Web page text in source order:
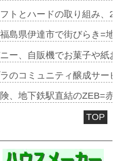
トとハードの取り組み
島県伊達市で街びらき=
ー、自販機でお菓子や
ラのコミュニティ醸成サ
、地下鉄駅直結のZEB=
TOP